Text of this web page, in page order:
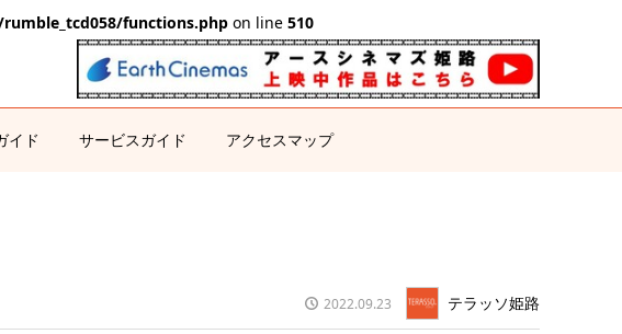
functions.php on line 510
イド サービスガイド アクセスマップ
2022.09.23 テラッソ姫路